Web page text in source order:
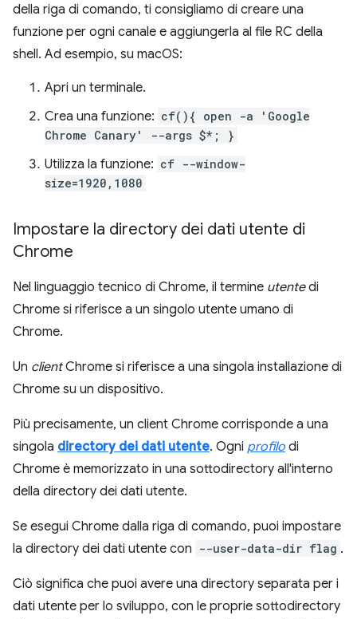
della riga di comando, ti consigliamo di creare una
funzione per ogni canale e aggiungerla al file RC della
shell. Ad esempio, su macOS:
Apri un terminale.
Crea una funzione: cf(){ open -a 'Google
Chrome Canary' --args $*; }
Utilizza la funzione: cf --window-
size=1920,1080
Impostare la directory dei dati utente di
Chrome
Nel linguaggio tecnico di Chrome, il termine utentedi
Chrome si riferisce a un singolo utente umano di
Chrome.
Un clientChrome si riferisce a una singola installazione di
Chrome su un dispositivo.
Più precisamente, un client Chrome corrisponde a una
singola directory dei dati utente. Ogni profilo di
Chrome è memorizzato in una sottodirectory all'interno
della directory dei dati utente.
Se esegui Chrome dalla riga di comando, puoi impostare
la directory dei dati utente con --user-data-dir flag .
Ciò significa che puoi avere una directory separata per i
dati utente per lo sviluppo, con le proprie sottodirectory